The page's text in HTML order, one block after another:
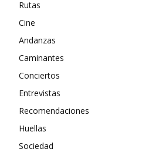
Rutas
Cine
Andanzas
Caminantes
Conciertos
Entrevistas
Recomendaciones
Huellas
Sociedad